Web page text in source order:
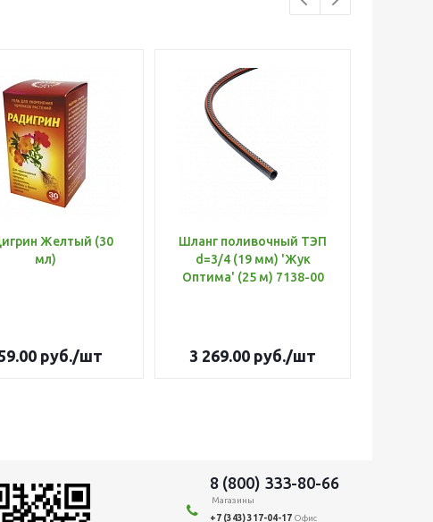
Желтый (30
мл)
руб./шт
Шланг поливочный ТЭП
d=3/4 (19 мм) 'Жук
Оптима' (25 м) 7138-00
3 269.00 руб./шт
8 (800) 333-80-66
Магазины
+7 (343) 317-04-17 Офис